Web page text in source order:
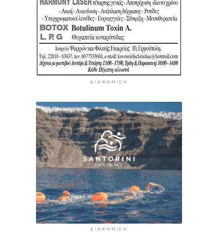
ΔΙΑΦΉΜΙΣΗ
ΔΙΑΦΉΜΙΣΗ